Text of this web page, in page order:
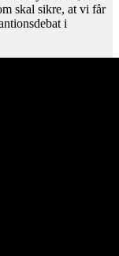
skal sikre, at vi får
i